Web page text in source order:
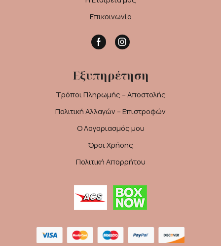
Επικοινωνία
FacebookInstagram
Εξυπηρέτηση
Τρόποι Πληρωμής – Αποστολής
Πολιτική Αλλαγών – Επιστροφών
Ο Λογαριασμός μου
Όροι Χρήσης
Πολιτική Απορρήτου